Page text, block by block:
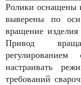
Ролики оснащены
выверены по
вращение
Привод
настраивать
требований